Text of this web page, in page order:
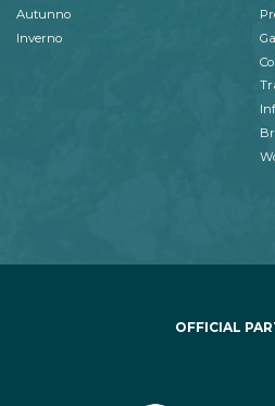
Autunno
Inverno
OFFICIAL